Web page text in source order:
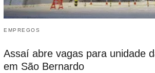
EMPREGOS
Assaí abre vagas para unidade
em São Bernardo